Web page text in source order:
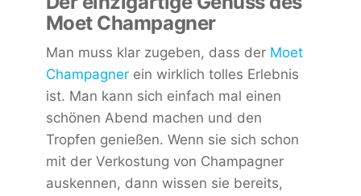
Moet Champagner
Man muss klar zugeben, dass der Moet
Champagnerein wirklich tolles Erlebnis
ist. Man kann sich einfach mal einen
schönen Abend machen und den
Tropfen genießen. Wenn sie sich schon
mit der Verkostung von Champagner
auskennen, dann wissen sie bereits,